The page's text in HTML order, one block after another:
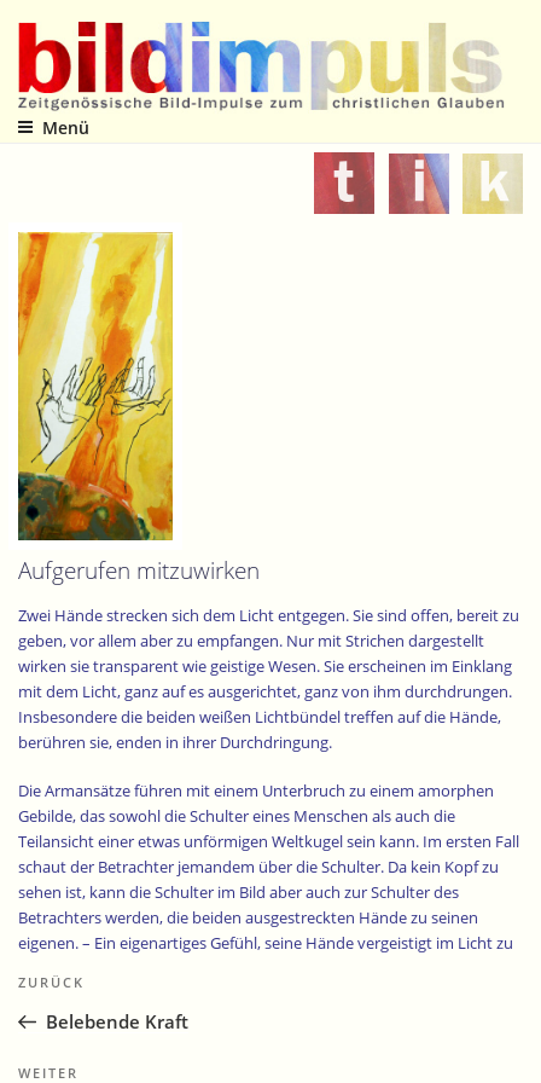
Inhalt
springen
Zeitgenössische Bild-Impulse zum christlichen Glauben
Menü
Aufgerufen mitzuwirken
Zwei Hände strecken sich dem Licht entgegen. Sie sind offen, bereit zu
geben, vor allem aber zu empfangen. Nur mit Strichen dargestellt
wirken sie transparent wie geistige Wesen. Sie erscheinen im Einklang
mit dem Licht, ganz auf es ausgerichtet, ganz von ihm durchdrungen.
Insbesondere die beiden weißen Lichtbündel treffen auf die Hände,
berühren sie, enden in ihrer Durchdringung.
Die Armansätze führen mit einem Unterbruch zu einem amorphen
Gebilde, das sowohl die Schulter eines Menschen als auch die
Teilansicht einer etwas unförmigen Weltkugel sein kann. Im ersten Fall
schaut der Betrachter jemandem über die Schulter. Da kein Kopf zu
sehen ist, kann die Schulter im Bild aber auch zur Schulter des
Betrachters werden, die beiden ausgestreckten Hände zu seinen
eigenen. – Ein eigenartiges Gefühl, seine Hände vergeistigt im Licht zu
vielleicht ist es auch ein schönes, beglückendes Gefühl, so
angesprochen und befähigt zu werden.
Im zweiten Fall wirken die Hände als Ausdruck der ganzen Welt. In den
Beitragsnavigation
Vorheriger
Beitrag
ZURÜCK
Belebende Kraft
Nächster
WEITER